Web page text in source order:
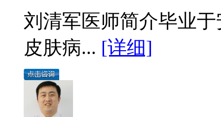
刘清军医师简介毕业
皮肤病... [详细]